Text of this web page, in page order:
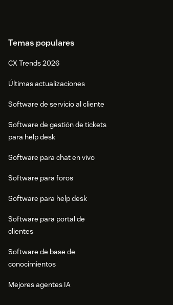
Temas populares
CX Trends 2026
Últimas actualizaciones
Software de servicio al cliente
Software de gestión de tickets
para help desk
Software para chat en vivo
Software para foros
Software para help desk
Software para portal de
clientes
Software de base de
conocimientos
Mejores agentes IA